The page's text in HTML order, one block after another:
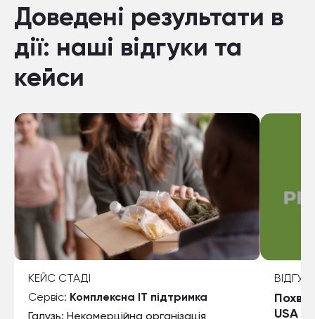
Доведені результати в
дії: наші відгуки та
кейси
КЕЙС СТАДI
Сервіс: Комплексна ІТ підтримка
Галузь: Некомерційна організація
ВІДГУК
USA